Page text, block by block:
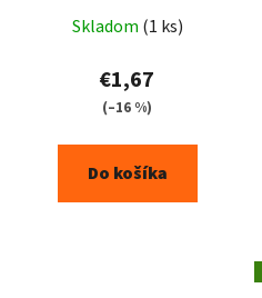
Skladom (1 ks)
€1,67
(–16 %)
Do košíka